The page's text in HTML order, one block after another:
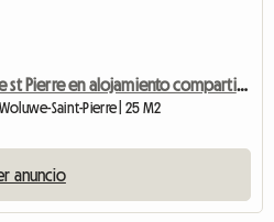
Amplia habitación en woluwe st Pierre en alojamiento compartido.
Saint-Pierre | 25 M2
anuncio